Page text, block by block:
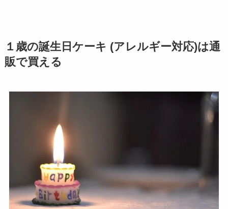
１歳の誕生日ケーキ (アレルギー対応)は通
販で買える